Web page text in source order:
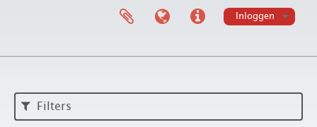
Inloggen
Filters